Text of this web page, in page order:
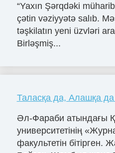
“Yaxın Şərqdəki
çətin vəziyyətə salıb.
təşkilatın yeni üzvləri
Birləşmiş...
Таласқа да, Алашқа
Әл-Фараби атындағы
университетінің
факультетін